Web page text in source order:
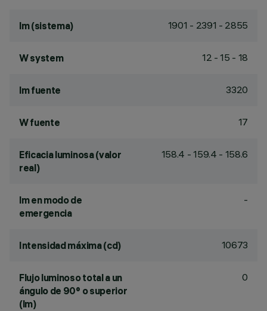
lm (sistema) 1901 - 2391 - 2855
W system 12 - 15 - 18
lm fuente 3320
W fuente 17
Eficacia luminosa (valor
real)
158.4 - 159.4 - 158.6
lm en modo de
emergencia
-
Intensidad máxima (cd) 10673
Flujo luminoso total a un
ángulo de 90° o superior
(lm)
0